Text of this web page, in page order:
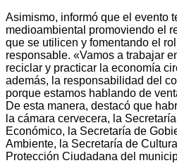
Asimismo, informó que el evento
medioambiental promoviendo el
que se utilicen y fomentando el
responsable. «Vamos a trabajar
reciclar y practicar la economía
además, la responsabilidad del
porque estamos hablando de
De esta manera, destacó que
la cámara cervecera, la
Económico, la Secretaría de
Ambiente, la Secretaría de
Protección Ciudadana del